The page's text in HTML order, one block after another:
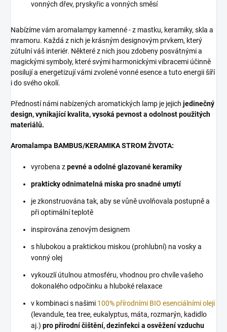
vonných dřev, pryskyřic a vonných směsí
Nabízíme vám aromalampy kamenné - z mastku, keramiky, skla a
mramoru. Každá z nich je krásným designovým prvkem, který
zútulní váš interiér. Některé z nich jsou zdobeny posvátnými a
magickými symboly, které svými harmonickými vibracemi účinně
posilují a energetizují vámi zvolené vonné esence a tuto energii šíří
i do svého okolí.
Předností námi nabízených aromatických lamp je jejich jedinečný
design, vynikající kvalita, vysoká pevnost a odolnost použitých
materiálů.
Aromalampa BAMBUS/KERAMIKA STROM ŽIVOTA:
vyrobena zpevné a odolnéglazované keramiky
prakticky odnimatelná miska pro snadné umytí
je zkonstruována tak, aby se vůně uvolňovala postupně a
při optimální teplotě
inspirována zenovým designem
s hlubokou a praktickou miskou (prohlubní) na vosky a
vonný olej
vykouzlí útulnou atmosféru, vhodnou pro chvíle vašeho
dokonalého odpočinku a hluboké relaxace
v kombinaci s našimi 100% přírodními BIO esenciálními oleji
(levandule, tea tree, eukalyptus, máta, rozmarýn, kadidlo
aj.) pro přírodní čištění, dezinfekci a osvěžení vzduchu